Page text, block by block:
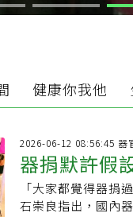
健康你我他
2026-06-12 08:56:45 器
器捐默許假
「大家都覺得器捐
石崇良指出，國內